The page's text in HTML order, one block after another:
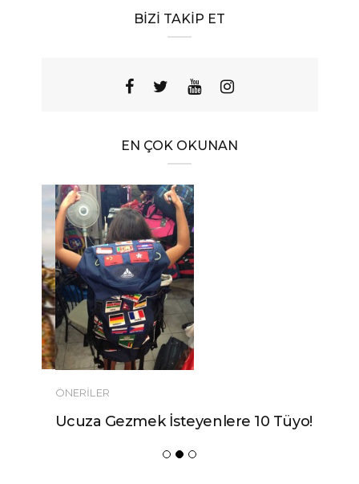
BIZI TAKIP ET
EN ÇOK OKUNAN
ÖNERILER
Ucuza Gezmek İsteyenlere 10 Tüyo!